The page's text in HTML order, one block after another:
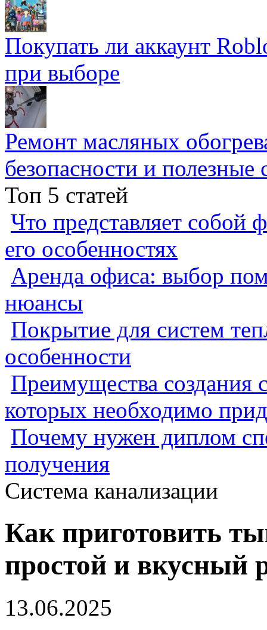
Покупать ли аккаунт
при выборе
Ремонт масляных
безопасности и полезные
Топ 5 статей
Что представляет собой
его особенностях
Аренда офиса: выбор
нюансы
Покрытие для систем
особенности
Преимущества создания
которых необходимо
Почему нужен диплом
получения
Система канализации
Как приготовить
простой и вкусный
13.06.2025